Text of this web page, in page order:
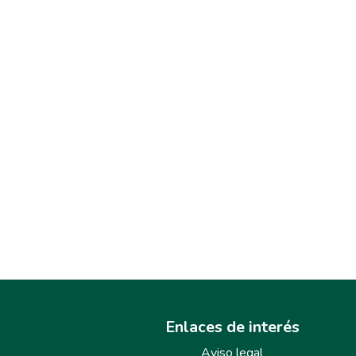
Enlaces de interés